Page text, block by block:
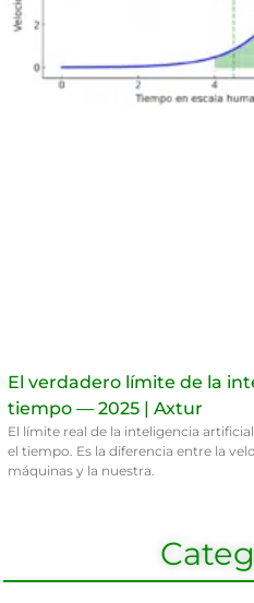
El verdadero límite de la
tiempo — 2025 | Axtur
El límite real de la inteligencia
el tiempo. Es la diferencia entre la
máquinas y la nuestra.